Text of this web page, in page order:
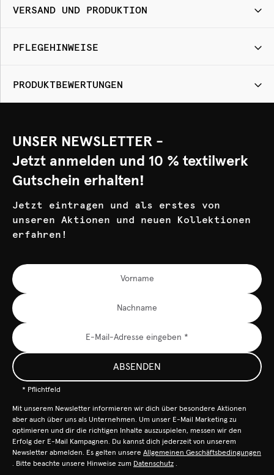
VERSAND UND PRODUKTION
PFLEGEHINWEISE
PRODUKTBEWERTUNGEN
UNSER NEWSLETTER -
Jetzt anmelden und 10 % textilwerk
Gutschein erhalten!
Jetzt eintragen und als erstes von
unseren Aktionen und neuen Kollektionen
erfahren!
ABSENDEN
* Pflichtfeld
Mit unserem Newsletter informieren wir dich über besondere Aktionen
aber auch über uns als Unternehmen. Um unser E-Mail Marketing zu
optimieren und dir die richtigen Inhalte auszuspielen, messen wir den
Erfolg der E-Mail Kampagnen. Du kannst dich jederzeit von unserem
Newsletter abmelden. Es gelten unsere Allgemeinen Geschäftsbedingungen
. Bitte beachte unsere Hinweise zum Datenschutz .